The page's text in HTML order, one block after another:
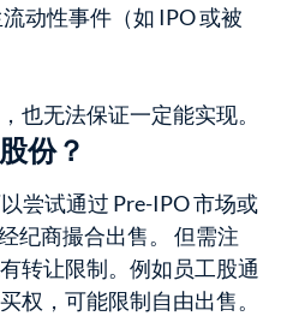
动性事件（如 IPO 或被
也无法保证一定能实现。
份？
尝试通过 Pre-IPO 市场或
纪商撮合出售。 但需注
转让限制。例如员工股通
权，可能限制自由出售。